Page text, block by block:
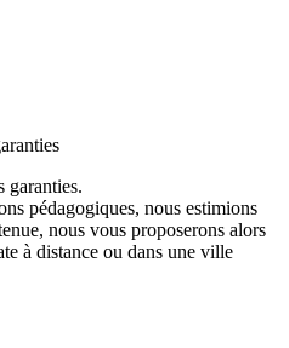
garanties.
pédagogiques, nous estimions
nous vous proposerons alors
à distance ou dans une ville